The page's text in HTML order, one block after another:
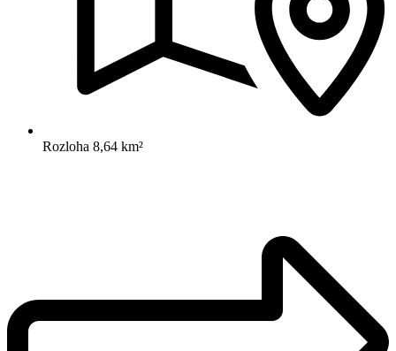
Rozloha 8,64 km²